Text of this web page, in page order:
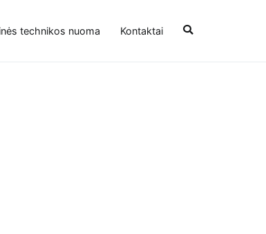
technikos nuoma Kontaktai